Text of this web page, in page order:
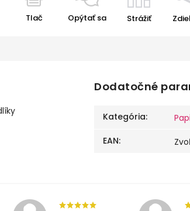
Tlač Opýtať sa Strážiť
Dodatočné
Kategória:
EAN: